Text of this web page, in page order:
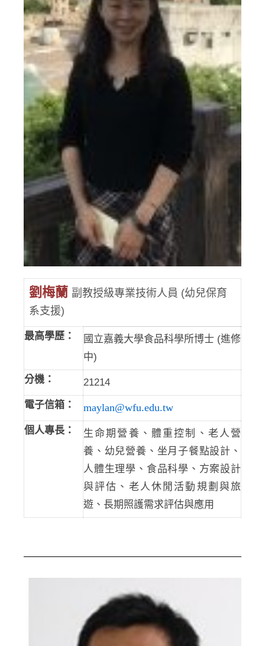
劉梅蘭 副教授級專業技術人員 (幼兒保育
系支援)
最高學歷：
國立嘉義大學食品科學所博士 (進修
中)
分機：
21214
電子信箱：
maylan@wfu.edu.tw
個人專長：
生命期營養、體重控制、老人營
養、幼兒營養、坐月子餐點設計、
人體生理學、食品科學、方案設計
與評估、老人休閒活動規劃與旅
遊、長期照護需求評估與應用